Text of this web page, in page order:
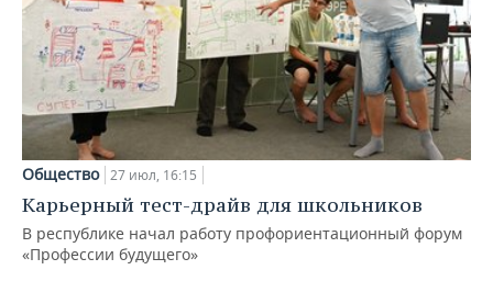
Общество 27 июл, 16:15
Карьерный тест-драйв для школьников
В республике начал работу профориентационный форум
«Профессии будущего»